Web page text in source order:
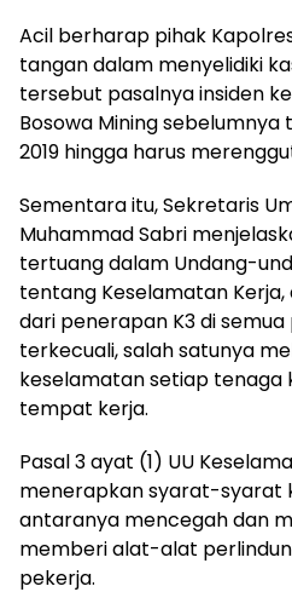
Acil berharap pihak
tangan dalam menyelidiki
tersebut pasalnya insiden
Bosowa Mining
2019 hingga harus
Sementara itu, Sekretaris
Muhammad Sabri
tertuang dalam Undang-
tentang Keselamatan
dari penerapan K3 di
terkecuali, salah satunya
keselamatan setiap tenaga
tempat kerja.
Pasal 3 ayat (1) UU
menerapkan syarat-syarat
antaranya mencegah dan
memberi alat-alat
pekerja.